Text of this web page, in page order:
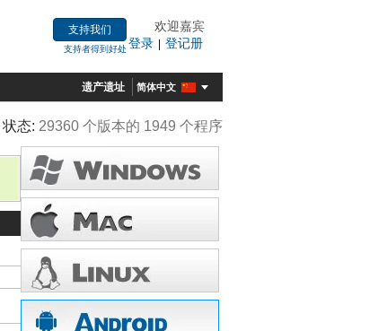
支持我们
支持者得到好处
欢迎嘉宾
登录 | 登记册
遗产遗址 简体中文
状态: 29360 个版本的 1949 个程序